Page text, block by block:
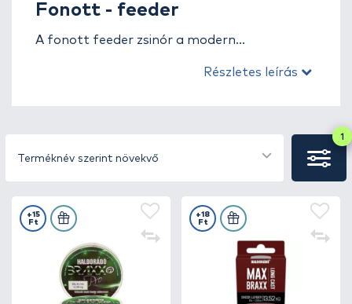
Fonott - feeder
A fonott feeder zsinór a modern
amelyet azok a horgászok választanak, akik
zsinórok rendkívül alacsony nyúlása lehetővé
teszi, hogy a legfinomabb rezdüléseket is
A fonott feeder zsinórok nagy
szakítószilárdsággal és kopásállósággal
rendelkeznek, így ideálisak nagy távolságú
dobásokhoz és intenzív igénybevételhez. A
Részletes leírás
Terméknév szerint növekvő
1
+15
Ft
+18
Ft